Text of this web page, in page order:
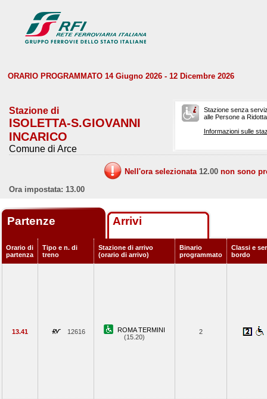
ORARIO PROGRAMMATO 14 Giugno 2026 - 12 Dicembre 2026
Stazione di
ISOLETTA-S.GIOVANNI
INCARICO
Comune di Arce
Stazione senza
alle Persone a
Informazioni sulle
Nell'ora selezionata 12.00 non sono
Ora impostata: 13.00
Partenze Arrivi
Orario di
partenza
Tipo e n. di
treno
Stazione di arrivo
(orario di arrivo)
Binario
programmato
Classi e
bordo
13.41 12616
ROMA TERMINI
(15.20)
2